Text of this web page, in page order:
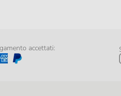
accettati: